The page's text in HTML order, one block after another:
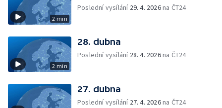
2 min
Poslední vysílání 29. 4. 2026na ČT24
2 min
28. dubna
Poslední vysílání 28. 4. 2026na ČT24
27. dubna
Poslední vysílání 27. 4. 2026na ČT24